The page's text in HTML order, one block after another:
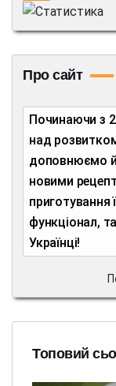
Про сайт
Починаючи з 2014 року, ми щоденно працюємо
над
доповнюємо
новими
функціонал,
Українці!
Топовий